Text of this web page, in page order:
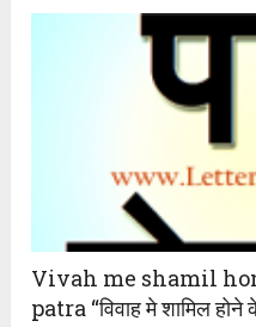
Vivah me shamil
patra “विवाह मे शामिल